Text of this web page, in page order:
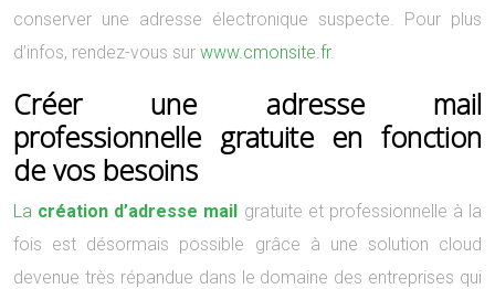
conserver une adresse électronique suspecte. Pour plus
d’infos, rendez-vous sur www.cmonsite.fr.
Créer une adresse mail
professionnelle gratuite en fonction
de vos besoins
La création d’adresse mail gratuite et professionnelle à la
fois est désormais possible grâce à une solution cloud
devenue très répandue dans le domaine des entreprises qui